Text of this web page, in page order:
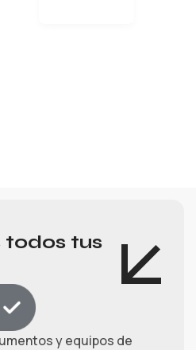
todos tus
y equipos de